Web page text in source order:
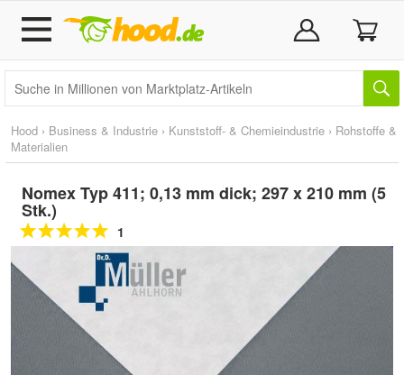
Hood › Business & Industrie › Kunststoff- & Chemieindustrie › Rohstoffe &
Materialien
Nomex Typ 411; 0,13 mm dick; 297 x 210 mm (5
Stk.)
1